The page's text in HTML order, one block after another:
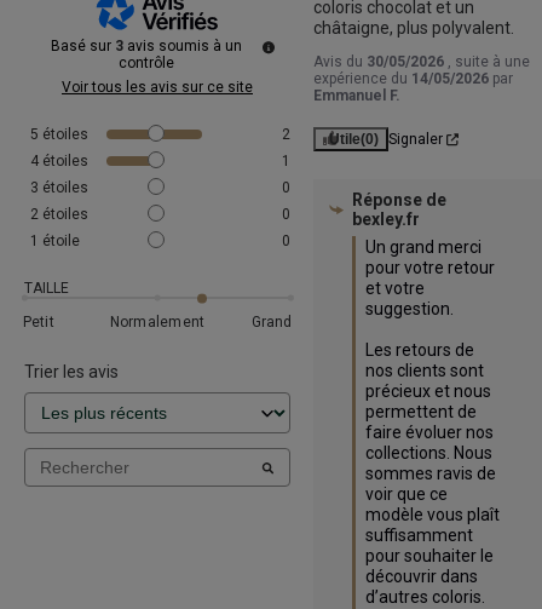
Basé sur 3 avis soumis à un
contrôle
Voir tous les avis sur ce site
5 étoiles
2
4 étoiles
1
3 étoiles
0
2 étoiles
0
1 étoile 0
TAILLE
Petit
Normalement Grand
Trier les avis
coloris chocolat et un
châtaigne, plus polyvalent.
Avis du 30/05/2026 , suite à une
expérience du 14/05/2026 par
Emmanuel F.
Utile(0) Signaler
Réponse de
bexley.fr
Un grand merci
pour votre retour
et votre
suggestion.
Les retours de
nos clients sont
précieux et nous
permettent de
faire évoluer nos
collections. Nous
sommes ravis de
voir que ce
modèle vous plaît
suffisamment
pour souhaiter le
découvrir dans
d’autres coloris.